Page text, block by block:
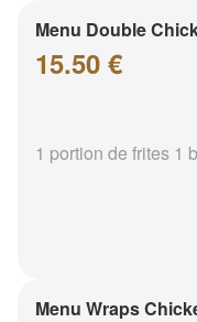
Menu Double
15.50 €
1 portion de frites 1
Menu Wraps